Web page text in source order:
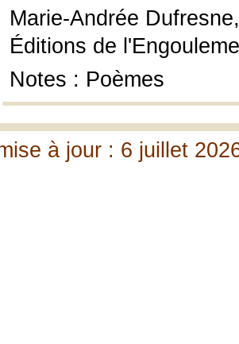
Marie-Andrée
Éditions de
Notes : Poèmes
à jour : 6 juillet